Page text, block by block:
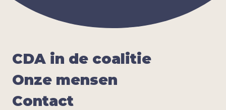
CDA in de coa­li­tie
Onze men­sen
Con­tact